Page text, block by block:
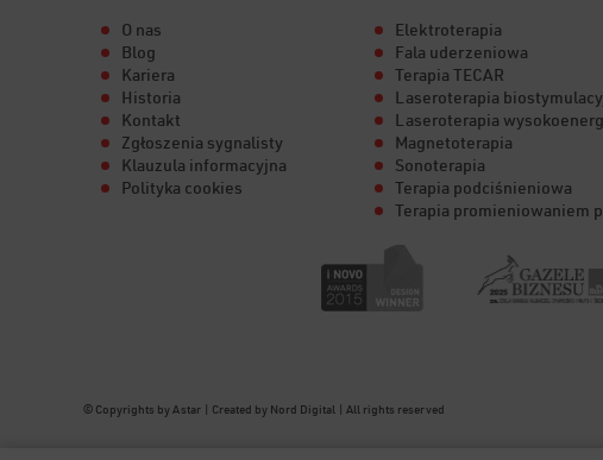
O nas
Blog
Kariera
Historia
Kontakt
Zgłoszenia sygnalisty
Klauzula informacyjna
Polityka cookies
Elektroterapia
Fala uderzeniowa
Terapia TECAR
Laseroterapia
Laseroterapia
Magnetoterapia
Sonoterapia
Terapia podciśnieniowa
Terapia promieniowaniem
© Copyrights by Astar | Created by Nord Digital | All rights reserved